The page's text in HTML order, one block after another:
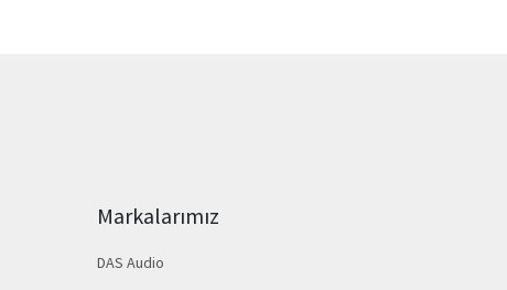
Markalarımız
DAS Audio